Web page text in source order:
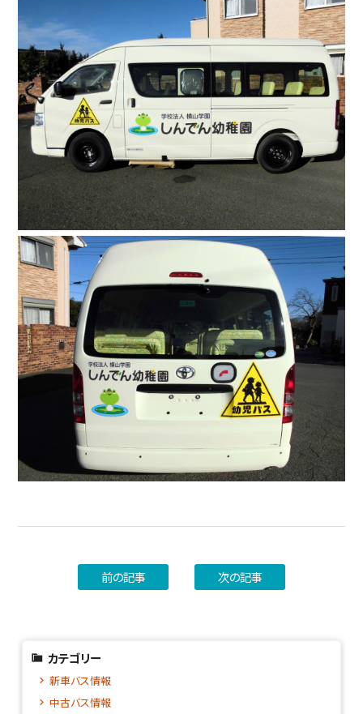
前の記事 次の記事
カテゴリー
新車バス情報
中古バス情報